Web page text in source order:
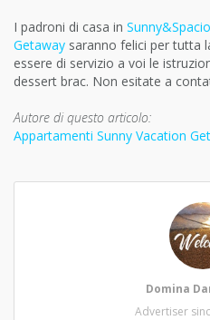
I padroni di casa in
Getaway ​saranno felici per tutta
essere di servizio a voi le
dessert brac. Non esitate a
Autore di questo articolo:
Appartamenti Sunny Vacation
Domina
Advertiser